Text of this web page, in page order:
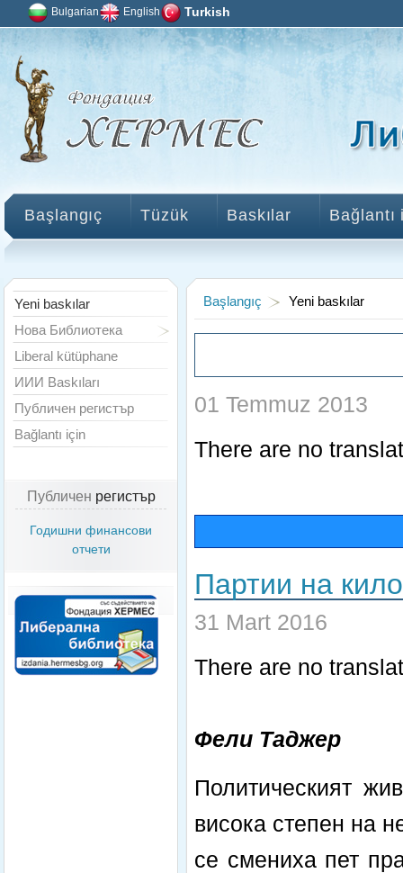
Bulgarian English Turkish
Başlangıç Tüzük Baskılar Bağlantı
Başlangıç Yeni baskılar
01 Temmuz 2013
There are no
Партии на
31 Mart 2016
There are no
Фели Таджер
Политическият
висока степен на
се смениха пет
Yeni baskılar
Нова Библиотека
Liberal kütüphane
ИИИ Baskıları
Публичен регистър
Bağlantı için
Публичен регистър
Годишни финансови
отчети